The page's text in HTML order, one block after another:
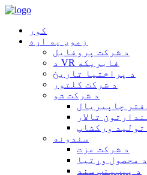
کور
زموږ په اړه
د شرکت پروفایل
د VR فابریکه
د پراختیا تاریخ
د شرکت کلتور
د شرکت شو
چاپیریال
تالار
تولید ورکشاپ
سندونه
د شرکت عزت
د محصول وړتیا
د پیټینټ سند